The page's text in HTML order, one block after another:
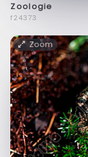
Zoologie
f24373
Zoom